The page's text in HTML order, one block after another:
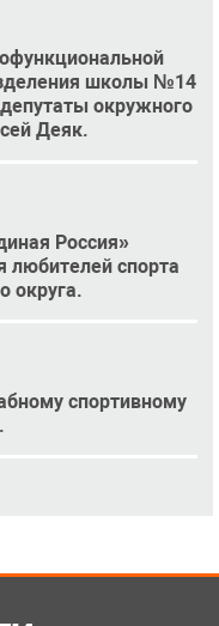
школы №14
окружного
Деяк.
Россия»
любителей спорта
округа.
спортивному